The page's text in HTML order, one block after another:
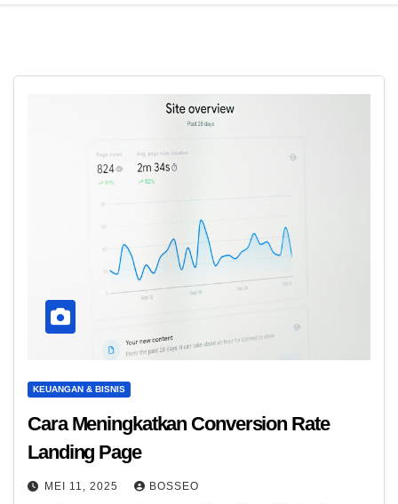
KEUANGAN & BISNIS
Cara Meningkatkan Conversion Rate
Landing Page
MEI 11, 2025 BOSSEO